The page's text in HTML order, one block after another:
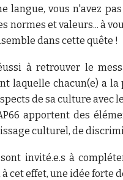
langue, vous n'avez
normes et valeurs... à
dans cette quête !
à retrouver le
laquelle chacun(e) a
de sa culture avec
apportent des
culturel, de
invité.e.s à
cet effet, une idée forte